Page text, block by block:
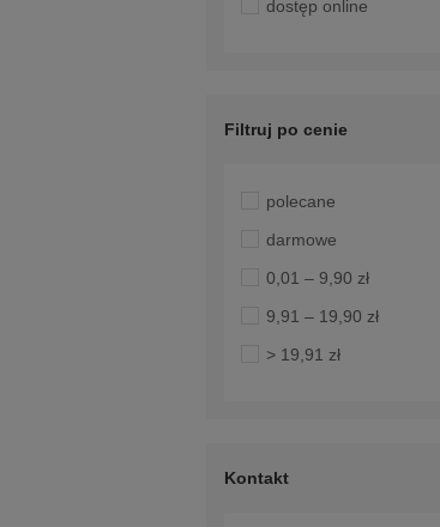
dostęp online
Filtruj po cenie
polecane
darmowe
0,01 – 9,90 zł
9,91 – 19,90 zł
> 19,91 zł
Kontakt